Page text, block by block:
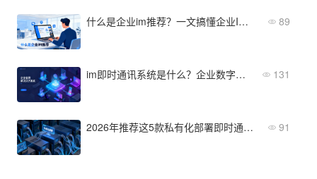
什么是企业im推荐？一文搞懂企业IM的定义、价值与选型标准 89
im即时通讯系统是什么？企业数字化转型中的通信底座与落地路径 131
2026年推荐这5款私有化部署即时通讯软件，适合中大型企业 91